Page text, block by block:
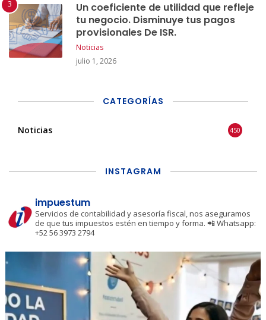
Un coeficiente de utilidad que refleje
tu negocio. Disminuye tus pagos
provisionales De ISR.
Noticias
julio 1, 2026
CATEGORÍAS
Noticias 450
INSTAGRAM
impuestum
Servicios de contabilidad y asesoría fiscal, nos aseguramos
de que tus impuestos estén en tiempo y forma. 📲 Whatsapp:
+52 56 3973 2794